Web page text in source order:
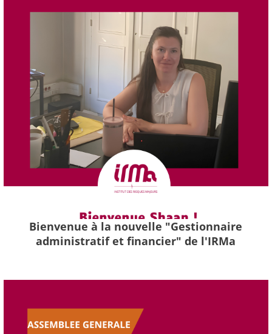
Bienvenue à la nouvelle "Gestionnaire
administratif et financier" de l'IRMa